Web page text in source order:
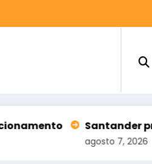
Santander promove leilão